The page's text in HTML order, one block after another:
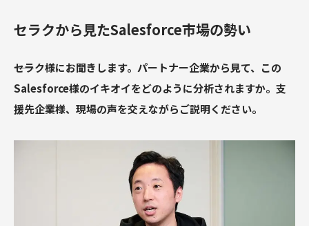
セラクから見たSalesforce市場の勢い
――セラク様にお聞きします。パートナー企業から見て、この
Salesforce様のイキオイをどのように分析されますか。支
援先企業様、現場の声を交えながらご説明ください。